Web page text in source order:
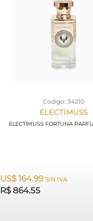
Codigo: 34210
ELECTIMUSS
ELECTIMUSS FORTUNA
US$ 164.99 SIN IVA
R$ 864.55